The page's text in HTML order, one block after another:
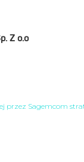
Z o.o
przez Sagemcom